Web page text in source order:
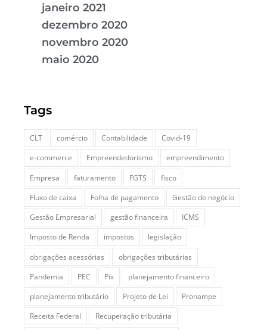
janeiro 2021
dezembro 2020
novembro 2020
maio 2020
Tags
CLT comércio Contabilidade
Covid-19
e-commerce
Empreendedorismo
empreendimento
Empresa
faturamento FGTS
fisco
Fluxo de caixa
Folha de pagamento
Gestão de negócio
Gestão Empresarial
gestão financeira
ICMS
Imposto de Renda
impostos
legislação
obrigações acessórias
obrigações tributárias
Pandemia
PEC Pix
planejamento financeiro
planejamento tributário
Projeto de Lei
Pronampe
Receita Federal
Recuperação tributária